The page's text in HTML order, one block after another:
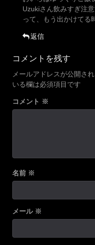
Uzukiさん飲みすぎ注
って、もう出かけてる
返信
コメントを残す
メールアドレスが公開さ
いる欄は必須項目です
コメント ※
名前 ※
メール ※